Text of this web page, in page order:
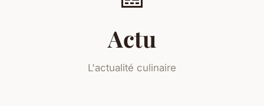
Actu
L'actualité culinaire